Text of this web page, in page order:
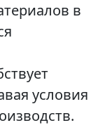
в
условия